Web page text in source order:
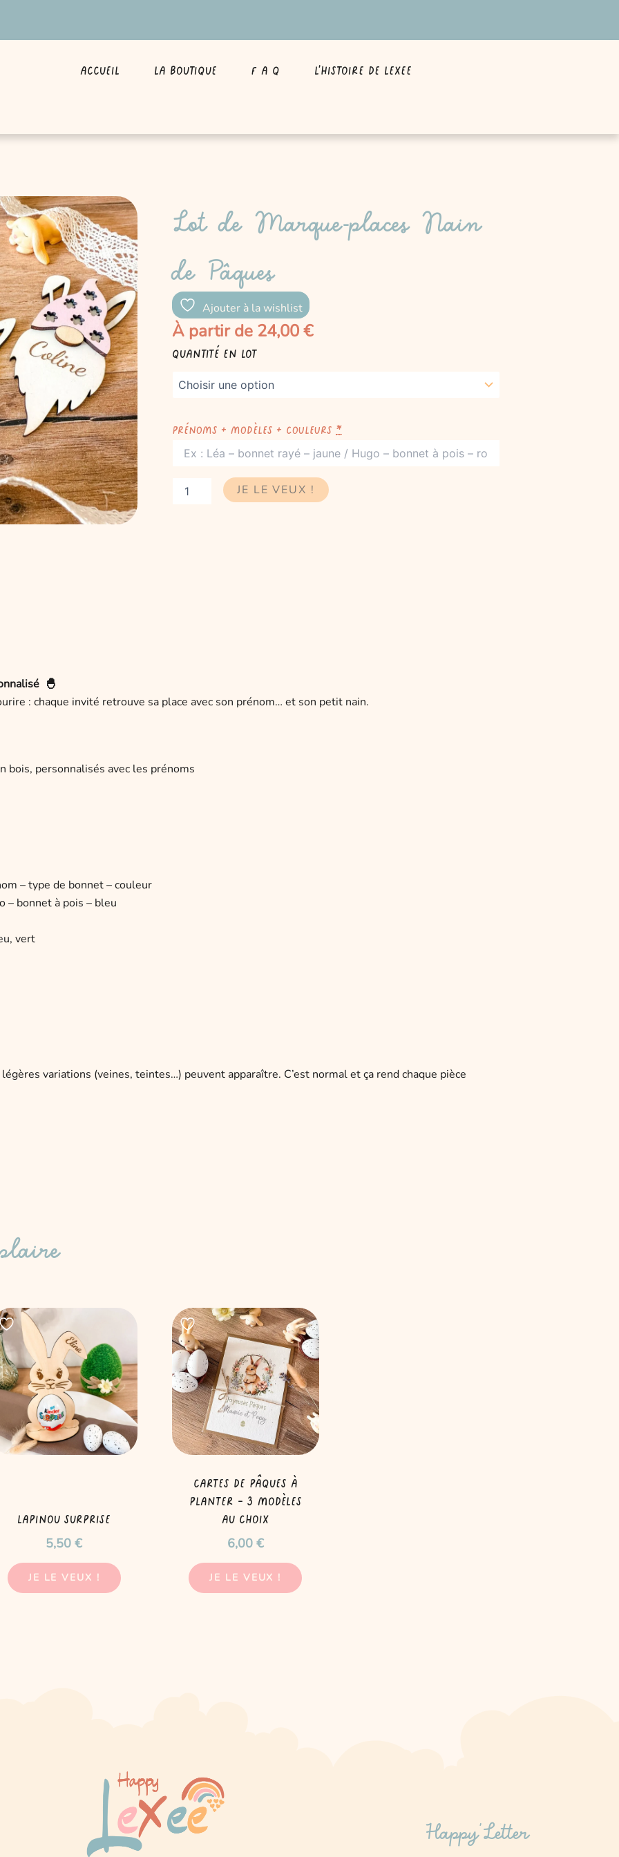
Accueil La boutique F A Q L’Histoire de Lexee
Lot de Marque-places Nain
de Pâques
Ajouter à la wishlist
À partir de 24,00€
Quantité en lot
Prénoms + modèles + couleurs *
quantité
de
de
Nain
Pâques
JE LE VEUX !
🐣
: chaque invité retrouve sa place avec son prénom… et son petit nain.
bois, personnalisés avec les prénoms
– type de bonnet – couleur
– bonnet à pois – bleu
vert
variations (veines, teintes…) peuvent apparaître. C’est normal et ça rend chaque pièce
Lapinou surprise
5,50€
JE LE VEUX !
Cartes de Pâques à
planter – 3 modèles
au choix
6,00 €
JE LE VEUX !
Happy’Letter